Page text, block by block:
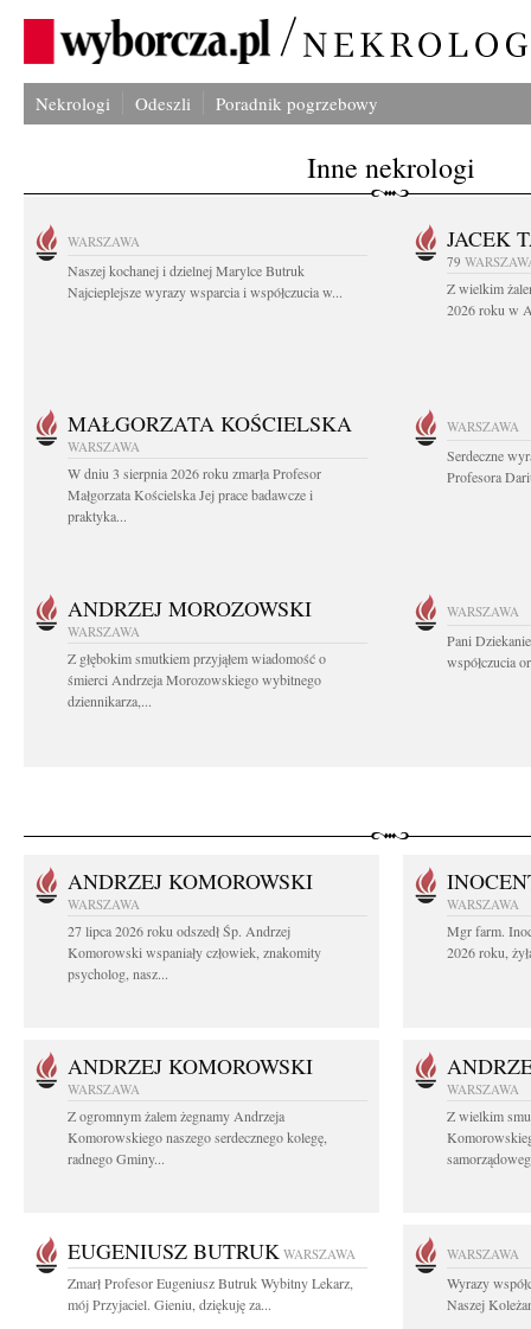
Nekrologi Odeszli Poradnik pogrzebowy
Inne nekrologi
WARSZAWA
Naszej kochanej i dzielnej Marylce Butruk
Najcieplejsze wyrazy wsparcia i współczucia w...
JACEK
79
Z wielkim
2026 roku w
MAŁGORZATA KOŚCIELSKA
WARSZAWA
W dniu 3 sierpnia 2026 roku zmarła Profesor
Małgorzata Kościelska Jej prace badawcze i
praktyka...
WARSZAWA
Serdeczne
Profesora
ANDRZEJ MOROZOWSKI
WARSZAWA
Z głębokim smutkiem przyjąłem wiadomość o
śmierci Andrzeja Morozowskiego wybitnego
dziennikarza,...
WARSZAWA
Pani
współczucia
ANDRZEJ KOMOROWSKI
WARSZAWA
27 lipca 2026 roku odszedł Śp. Andrzej
Komorowski wspaniały człowiek, znakomity
psycholog, nasz...
WARSZAWA
Mgr farm.
2026 roku,
ANDRZEJ KOMOROWSKI
WARSZAWA
Z ogromnym żalem żegnamy Andrzeja
Komorowskiego naszego serdecznego kolegę,
radnego Gminy...
WARSZAWA
Z wielkim
EUGENIUSZ BUTRUK WARSZAWA
Zmarł Profesor Eugeniusz Butruk Wybitny Lekarz,
mój Przyjaciel. Gieniu, dziękuję za...
WARSZAWA
Wyrazy
Naszej